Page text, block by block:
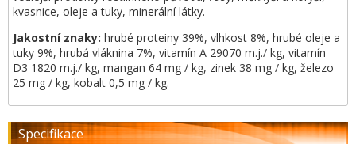
kvasnice, oleje a tuky, minerální látky.
Jakostní znaky: hrubé proteiny 39%, vlhkost 8%, hrubé oleje a
tuky 9%, hrubá vláknina 7%, vitamín A 29070 m.j./ kg, vitamín
D3 1820 m.j./ kg, mangan 64 mg / kg, zinek 38 mg / kg, železo
25 mg / kg, kobalt 0,5 mg / kg.
Specifikace